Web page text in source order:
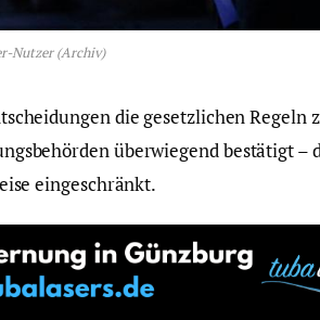
Nutzer (Archiv)
die gesetzlichen Regeln
überwiegend bestätigt –
eingeschränkt.